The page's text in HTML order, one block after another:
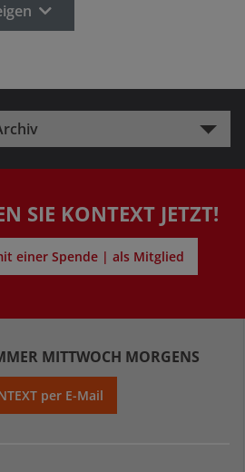
SIE KONTEXT JETZT!
einer Spende | als Mitglied
MITTWOCH MORGENS
per E-Mail